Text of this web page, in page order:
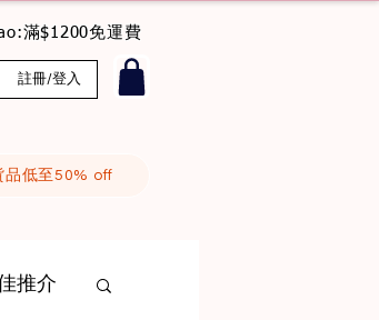
滿$1200免運費
註冊/登入
品低至50% off
推介